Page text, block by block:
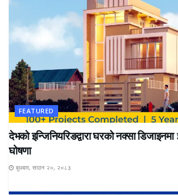
FEATURED
देभको इन्जिनियरिङद्वारा घरको नक्सा
घोषणा
बुधबार, साउन २०, २०८३